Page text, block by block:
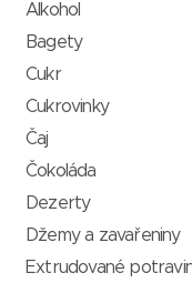
Alkohol
Bagety
Cukr
Cukrovinky
Čaj
Čokoláda
Dezerty
Džemy a zavařeniny
Extrudované